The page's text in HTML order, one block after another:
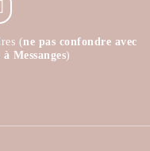
(ne pas confondre avec
Messanges)